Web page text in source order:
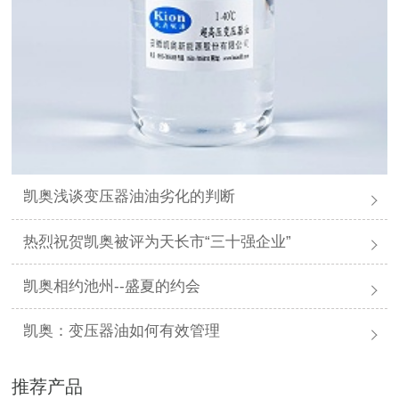
凯奥浅谈变压器油油劣化的判断
热烈祝贺凯奥被评为天长市“三十强企业”
凯奥相约池州--盛夏的约会
凯奥：变压器油如何有效管理
推荐产品